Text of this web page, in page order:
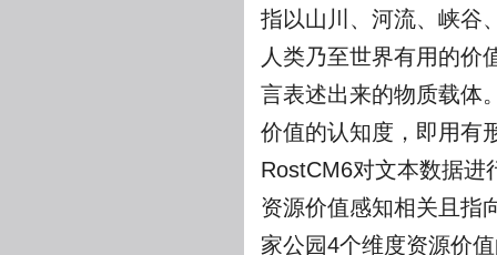
指以山川、河流、峡谷
人类乃至世界有用的价
言表述出来的物质载体
价值的认知度，即用有
RostCM6对文本数据进
资源价值感知相关且指
家公园4个维度资源价